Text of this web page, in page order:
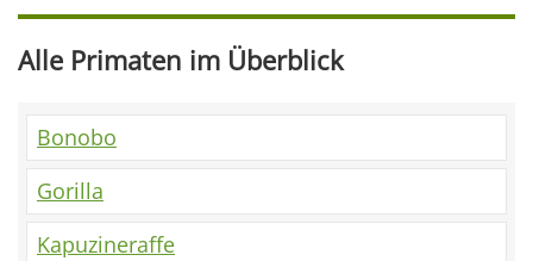
Alle Primaten im Überblick
Bonobo
Gorilla
Kapuzineraffe